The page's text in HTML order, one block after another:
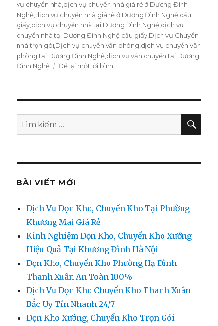
vụ chuyển nhà,dịch vụ chuyển nhà giá rẻ ở Dương Đình
Nghệ,dịch vụ chuyển nhà giá rẻ ở Dương Đình Nghệ cầu
giấy,dịch vụ chuyển nhà tại Dương Đình Nghệ,dịch vụ
chuyển nhà tại Dương Đình Nghệ cầu giấy,Dịch vụ Chuyển
nhà trọn gói,Dịch vụ chuyển văn phòng,dịch vụ chuyển văn
phòng tại Dương Đình Nghệ,dịch vụ vận chuyển tại Dương
Đình Nghệ
Để lại một lời bình
trọn
tại
Tìm
kiếm:
TÌM
BÀI VIẾT MỚI
Dịch Vụ Dọn Kho, Chuyển Kho Tại Phường
Khương Mai Giá Rẻ
Kinh Nghiệm Dọn Kho, Chuyển Kho Xưởng
Hiệu Quả Tại Khương Đình Hà Nội
Dọn Kho, Chuyển Kho Phường Hạ Đình
Thanh Xuân An Toàn 100%
Dịch Vụ Dọn Kho Chuyển Kho Thanh Xuân
Bắc Uy Tín Nhanh 24/7
Dọn Kho Xưởng, Chuyển Kho Trọn Gói